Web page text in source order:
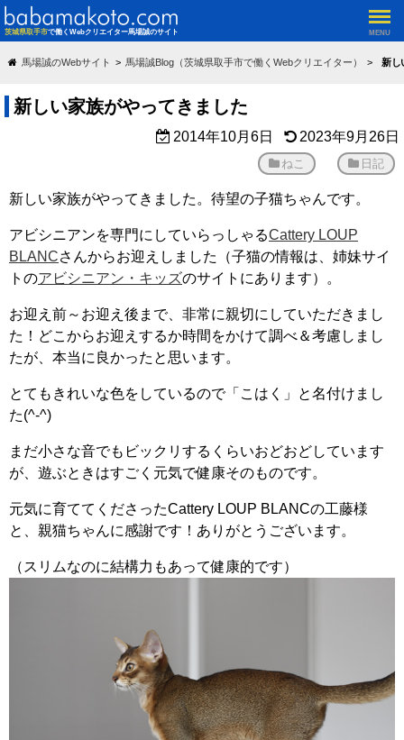
茨城県取手市で働くWebクリエイター馬場誠のサイト MENU
馬場誠のWebサイト 馬場誠Blog（茨城県取手市で働くWebクリエイター） 新し
新しい家族がやってきました
2014年10月6日 2023年9月26日
ねこ 日記
新しい家族がやってきました。待望の子猫ちゃんです。
アビシニアンを専門にしていらっしゃるCattery LOUP
BLANCさんからお迎えしました（子猫の情報は、姉妹サイ
トのアビシニアン・キッズのサイトにあります）。
お迎え前～お迎え後まで、非常に親切にしていただきまし
た！どこからお迎えするか時間をかけて調べ＆考慮しまし
たが、本当に良かったと思います。
とてもきれいな色をしているので「こはく」と名付けまし
た(^-^)
まだ小さな音でもビックリするくらいおどおどしています
が、遊ぶときはすごく元気で健康そのものです。
元気に育ててくださったCattery LOUP BLANCの工藤様
と、親猫ちゃんに感謝です！ありがとうございます。
（スリムなのに結構力もあって健康的です）